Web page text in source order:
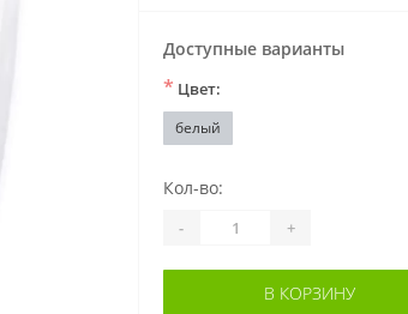
Доступные варианты
* Цвет:
белый
Кол-во:
- +
В КОРЗИНУ